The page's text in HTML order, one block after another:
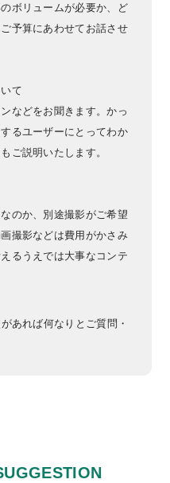
ボリュームが必要か、ど
予算にあわせてお話させ
て
などをお聞きます。かっ
るユーザーにとってわか
ご説明いたします。
のか、別途撮影がご希望
撮影などは費用がかさみ
るうえでは大事なコンテ
あれば何なりとご質問・